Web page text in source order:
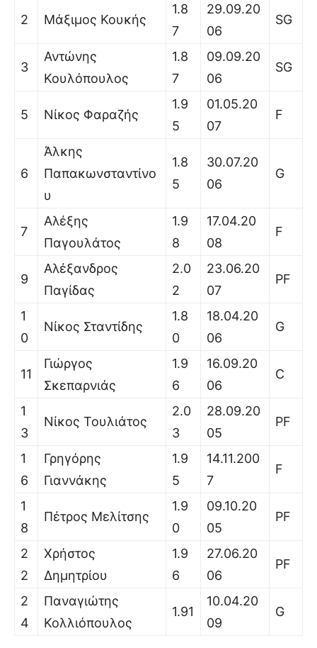
2 Μάξιμος Κουκής
1.8
7
29.09.20
06
SG
3
Αντώνης
Κουλόπουλος
1.8
7
09.09.20
06
SG
5 Νίκος Φαραζής
1.9
5
01.05.20
07
F
6
Άλκης
Παπακωνσταντίνο
υ
1.8
5
30.07.20
06
G
7
Αλέξης
Παγουλάτος
1.9
8
17.04.20
08
F
9
Αλέξανδρος
Παγίδας
2.0
2
23.06.20
07
PF
1
0
Νίκος Σταντίδης
1.8
0
18.04.20
06
G
11
Γιώργος
Σκεπαρνιάς
1.9
6
16.09.20
06
C
1
3
Νίκος Τουλιάτος
2.0
3
28.09.20
05
PF
1
6
Γρηγόρης
Γιαννάκης
1.9
5
14.11.200
7
F
1
8
Πέτρος Μελίτσης
1.9
0
09.10.20
05
PF
2
2
Χρήστος
Δημητρίου
1.9
6
27.06.20
06
PF
2
4
Παναγιώτης
Κολλιόπουλος
1.91
10.04.20
09
G